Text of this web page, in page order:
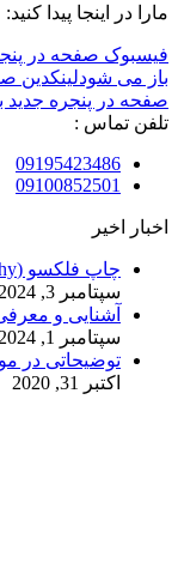
مارا در اینجا پیدا کنید:
فیسبوک صفحه در
باز می شودلینکدین
صفحه در پنجره جدید
تلفن تماس :
09195423486
09100852501
اخبار اخیر
چاپ فلکسو (Flexography) و مقایسه با انواع چاپ | ق
سپتامبر 3, 2024
آشنایی و
سپتامبر 1, 2024
توضیحاتی در
اکتبر 31, 2020